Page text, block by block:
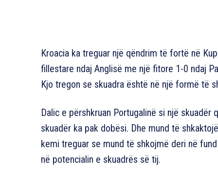
Kroacia ka treguar një qëndrim të fortë në
fillestare ndaj Anglisë me një fitore 1-0 ndaj
Kjo tregon se skuadra është në një formë të
Dalic e përshkruan Portugalinë si një
skuadër ka pak dobësi. Dhe mund të
kemi treguar se mund të shkojmë deri në
në potencialin e skuadrës së tij.